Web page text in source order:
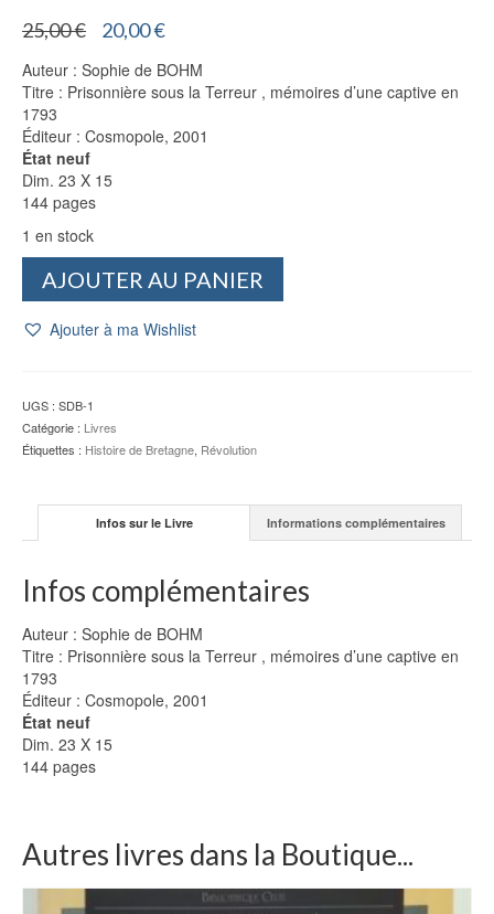
25,00€
Le
prix
initial
était :
20,00€Le
actuel
est :
Auteur : Sophie de BOHM
Titre : Prisonnière sous la Terreur , mémoires d’une captive en
1793
Éditeur : Cosmopole, 2001
État neuf
Dim. 23 X 15
144 pages
1 en stock
sous
-
Sophie
de
AJOUTER AU PANIER
Ajouter à ma Wishlist
UGS : SDB-1
Catégorie : Livres
Étiquettes : Histoire de Bretagne, Révolution
Infos sur le Livre Informations complémentaires
Infos complémentaires
Auteur : Sophie de BOHM
Titre : Prisonnière sous la Terreur , mémoires d’une captive en
1793
Éditeur : Cosmopole, 2001
État neuf
Dim. 23 X 15
144 pages
Autres livres dans la Boutique...